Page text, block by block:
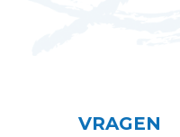
VRAGEN